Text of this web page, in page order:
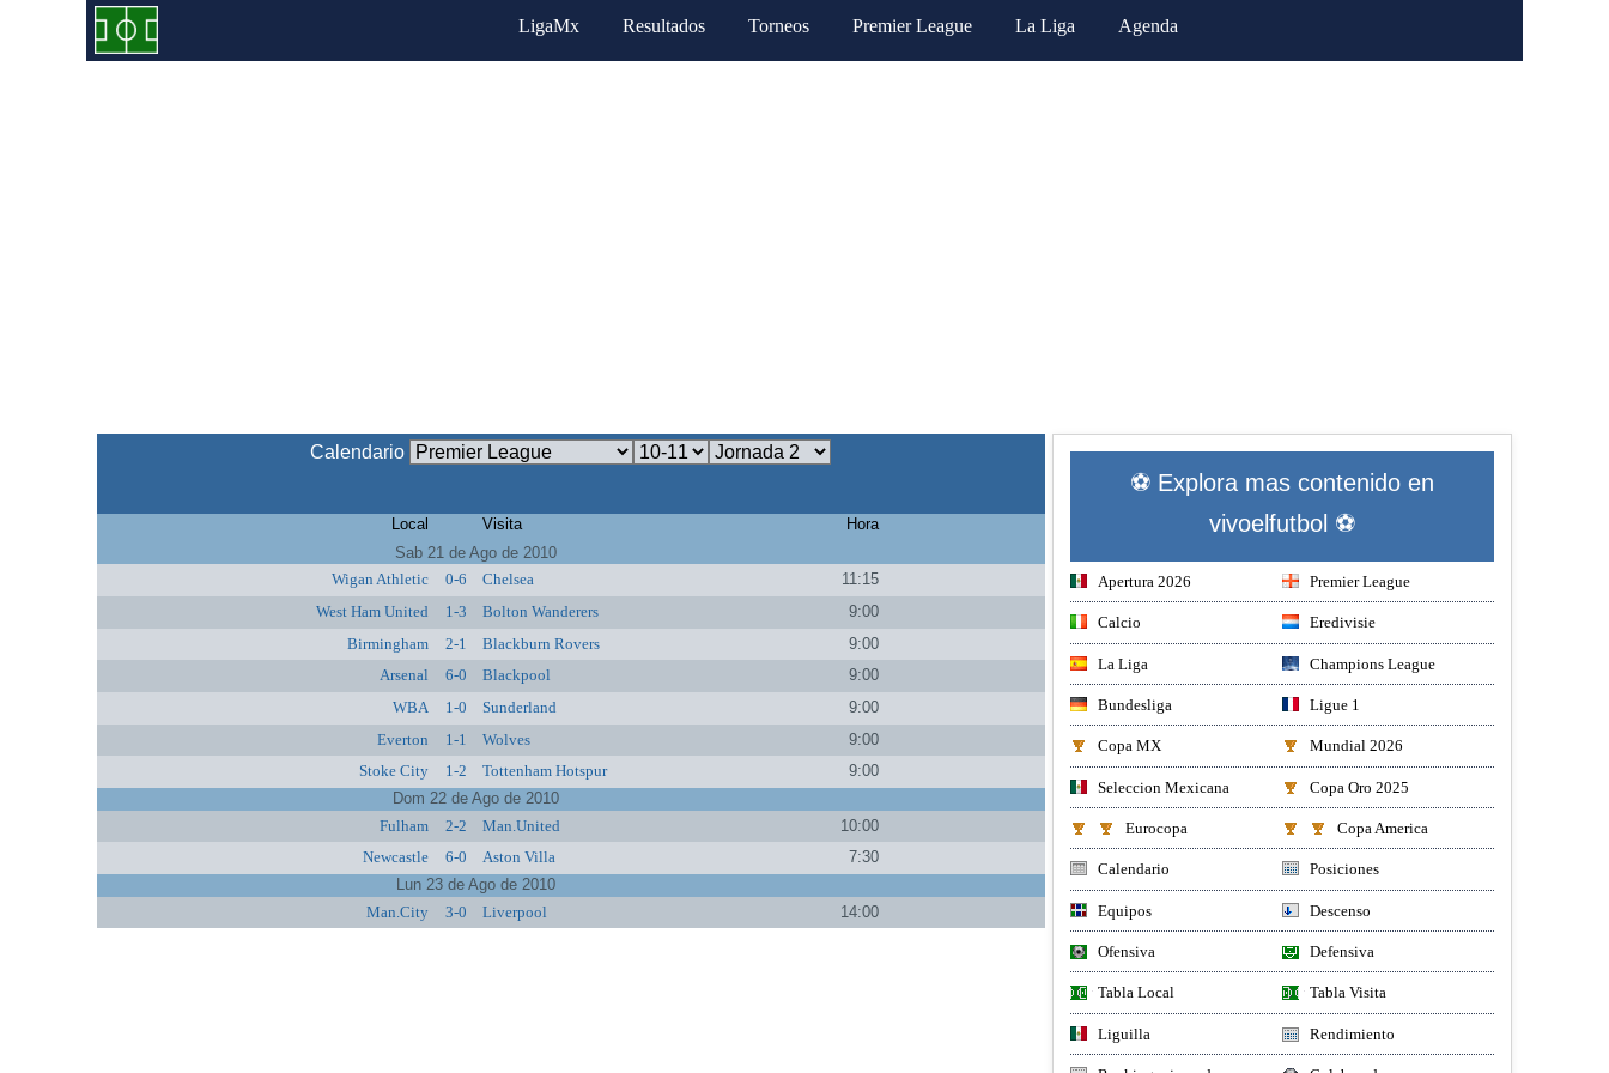
LigaMx Resultados Torneos Premier League La Liga Agenda
Calendario
Local Visita
Hora
Sab 21 de Ago de 2010
Wigan Athletic
0-6 Chelsea
11:15
West Ham United
1-3 Bolton Wanderers
9:00
Birmingham
2-1 Blackburn Rovers
9:00
Arsenal
6-0 Blackpool
9:00
WBA
1-0 Sunderland
9:00
Everton
1-1 Wolves
9:00
Stoke City
1-2 Tottenham Hotspur
9:00
Dom 22 de Ago de 2010
Fulham
2-2 Man.United
10:00
Newcastle
6-0 Aston Villa
7:30
Lun 23 de Ago de 2010
Man.City
3-0 Liverpool 14:00
⚽ Explora mas contenido en
vivoelfutbol ⚽
Apertura 2026 Premier League
Calcio Eredivisie
La Liga Champions League
Bundesliga Ligue 1
Copa MX Mundial 2026
Seleccion Mexicana Copa Oro 2025
Eurocopa Copa America
Calendario Posiciones
Equipos Descenso
Ofensiva Defensiva
Tabla Local Tabla Visita
Liguilla Rendimiento